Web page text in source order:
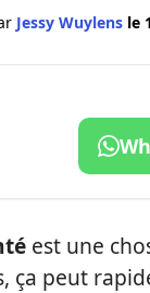
Jessy Wuylens le
est une
ça peut